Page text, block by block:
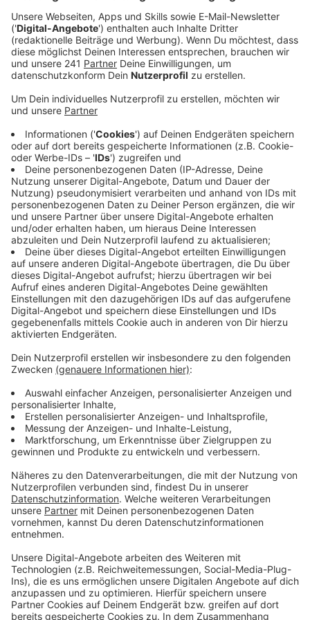
Sitzung getroffen.
Veröffentlicht:Mittwoch, 10.06.2026 17:16
Anzeige
Dabei sei unter anderem besprochen worden, wie der
Umleitungsverkehr verbessert werden kann, sagte die
Staatssekretärin im Bundesverkehrsministerium,
Claudia Elif Stutz, im Anschluss. Sie leitet den
Lenkungskreis. Zudem solle es ein abgestimmtes
Baustellenmanagement geben. So soll etwa geprüft
werden, ob Baustellen zwischen Köln und Bonn
beschleunigt oder verschoben werden könnten. Vor
allem gehe es jetzt darum, Kräfte zu bündeln und die
Kommunikation zwischen den beteiligten Behörden zu
vereinfachen.
Dieser Lenkungskreis dient dazu, dass wir das
wirklich auch nochmal stärker einfach
koordinieren, dass wir einen schnellen Draht
einfach auch zueinander haben. Wenn neue
Themen aufkommen, das wird sicher so sein,
wenn wir genau wissen, was das Ergebnis ist,
dass wir alle Hand in Hand zusammenarbeiten.
Und das ist, glaube ich, auch das, was die
Menschen von uns erwarten.
Konkrete Maßnahmen hingen aber davon ab, was die
noch laufende Brückenuntersuchung ergebe, sagte
Stutz. Die Autobahn GmbH will das Ergebnis in der
Vertretern von Bundesverkehrsministerium, Autobahn
GmbH, Land NRW, Stadt Bonn und dem Rhein-Sieg-
Kreis will sich künftig alle zwei Wochen zur Beratung
treffen.